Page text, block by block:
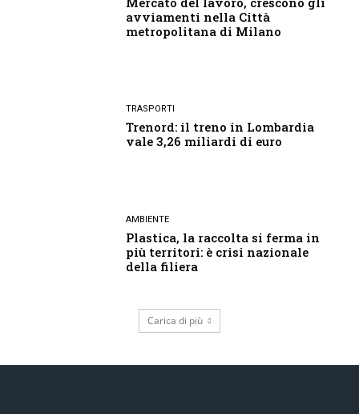
avviamenti nella Città
metropolitana di Milano
TRASPORTI
Trenord: il treno in Lombardia
vale 3,26 miliardi di euro
AMBIENTE
Plastica, la raccolta si ferma in
più territori: è crisi nazionale
della filiera
Carica di più